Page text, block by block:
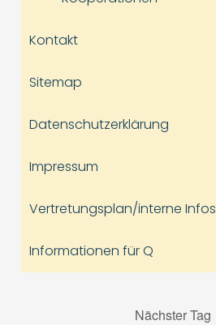
Kontakt
Sitemap
Datenschutzerklärung
Impressum
Vertretungsplan/interne Infos
Informationen für Q
Nächster Tag